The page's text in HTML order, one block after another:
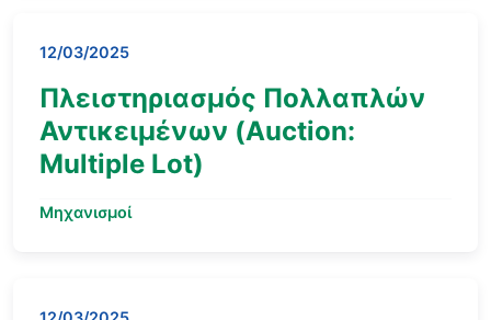
12/03/2025
Πλειστηριασμός Πολλαπλών
Αντικειμένων (Auction:
Multiple Lot)
Μηχανισμοί